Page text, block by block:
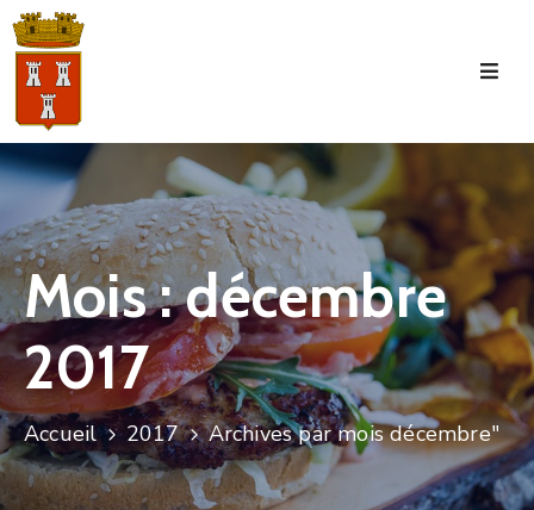
Accueil
La
Commune
Tourisme
Manifestations
Vie
Municipale
Services
Jeunesse
Mois :décembre
2017
Accueil 2017 Archives par mois décembre"